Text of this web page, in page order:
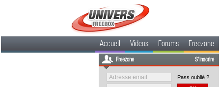
Accueil Videos Forums Freezone
Freezone S'inscrire
Pass oublié ?